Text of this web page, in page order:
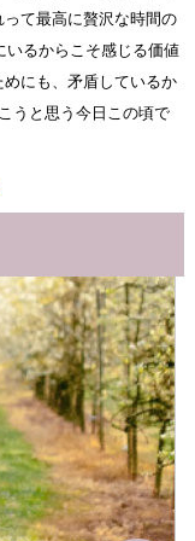
って最高に贅沢な時間の
いるからこそ感じる価値
にも、矛盾しているか
うと思う今日この頃で